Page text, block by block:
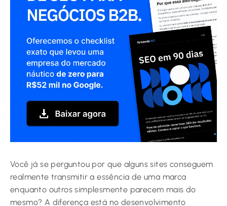
Você já se perguntou por que alguns sites conseguem
realmente transmitir a essência de uma marca
enquanto outros simplesmente parecem mais do
mesmo? A diferença está no desenvolvimento